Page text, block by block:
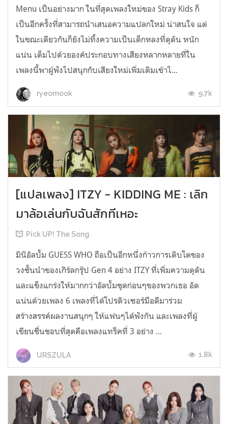
Menu เป็นอย่างมาก ในที่สุดเพลงใหม่ของ Stray Kids ก็
เป็นอีกครั้งที่สามารถนำเสนอความแปลกใหม่ น่าสนใจ แต่
ในขณะเดียวกันก็ยังไม่ทิ้งความเป็นเด็กหลงที่ดุดัน หนัก
แน่น เต็มไปด้วยองค์ประกอบทางเสียงหลากหลายที่ใน
เพลงนี้พาผู้ฟังไปสนุกกับเสียงใหม่เพิ่มเติมเข้าไ...
ryeomook 9.7k
[แปลเพลง] ITZY - KIDDING ME : เลิก
มาล้อเล่นกับฉันสักทีเหอะ
Pick UP! The Song
มินิอัลบั้ม GUESS WHO ถือเป็นอีกหนึ่งก้าวการเติบโตของ
วงชั้นนำของเกิร์ลกรุ๊ป Gen 4 อย่าง ITZY ที่เพิ่มความดุดัน
และแข็งแกร่งให้มากกว่าอัลบั้มชุดก่อนๆของพวกเธอ อัด
แน่นด้วยเพลง 6 เพลงที่ได้โปรดิวเซอร์มือดีมาร่วม
สร้างสรรค์ผลงานสนุกๆ ให้แฟนๆได้ฟังกัน และเพลงที่ผู้
เขียนชื่นชอบที่สุดคือเพลงแทร็คที่ 3 อย่าง ...
URSZULA 1.8k